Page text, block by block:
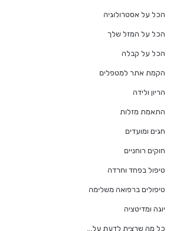
הכל על אסטרולוגיה
הכל על המזל שלך
הכל על קבלה
הקמת אתר למטפלים
הריון ולידה
התאמת מזלות
חגים ומועדים
חוקים רוחניים
טיפול בפחד וחרדה
טיפולים ברפואה משלימה
יוגה ומדיטציה
כל מה שרצית לדעת על…